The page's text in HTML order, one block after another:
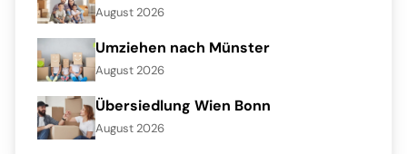
August 2026
Umziehen nach Münster
August 2026
Übersiedlung Wien Bonn
August 2026